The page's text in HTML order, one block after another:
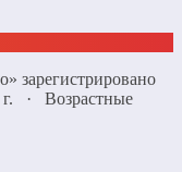
зарегистрировано
г. · Возрастные